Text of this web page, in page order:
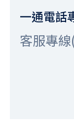
一通電話
客服專